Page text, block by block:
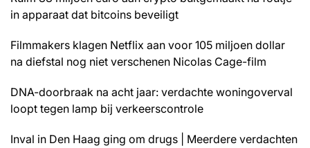
in apparaat dat bitcoins beveiligt
Filmmakers klagen Netflix aan voor 105 miljoen dollar
na diefstal nog niet verschenen Nicolas Cage-film
DNA-doorbraak na acht jaar: verdachte woningoverval
loopt tegen lamp bij verkeerscontrole
Inval in Den Haag ging om drugs | Meerdere verdachten